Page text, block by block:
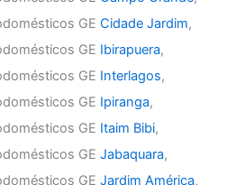
GECidade Jardim,
GE Ibirapuera,
GE Interlagos,
GE Ipiranga,
GE Itaim Bibi,
GEJabaquara,
GEJardim América,